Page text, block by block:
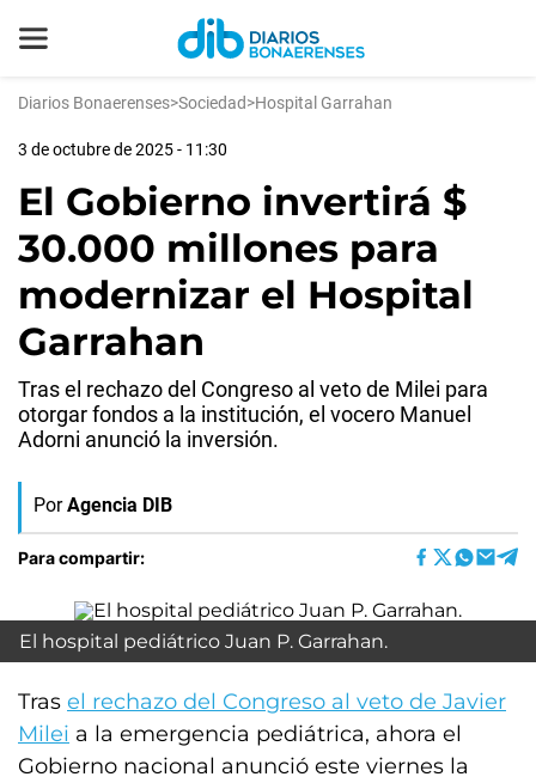
Diarios Bonaerenses>Sociedad>Hospital Garrahan
3 de octubre de 2025 - 11:30
El Gobierno invertirá $
30.000 millones para
modernizar el Hospital
Garrahan
Tras el rechazo del Congreso al veto de Milei para
otorgar fondos a la institución, el vocero Manuel
Adorni anunció la inversión.
Por Agencia DIB
Para compartir:
El hospital pediátrico Juan P. Garrahan.
Tras el rechazo del Congreso al veto de Javier
Milei a la emergencia pediátrica, ahora el
Gobierno nacional anunció este viernes la